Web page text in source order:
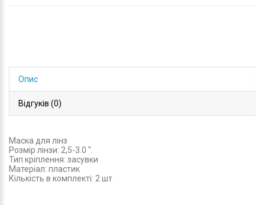
Опис
Відгуків (0)
Маска для лінз
Розмір лінзи: 2,5-3.0 ".
Тип кріплення: засувки
Матеріал: пластик
Кількість в комплекті: 2 шт